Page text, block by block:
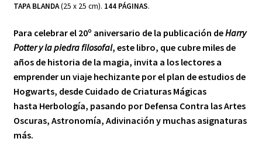
TAPA BLANDA(25 x 25 cm). 144 PÁGINAS.
Para celebrar el 20º aniversario de la publicación deHarry
Potter y la piedra filosofal, este libro, que cubre miles de
años de historia de la magia, invita a los lectores a
emprender un viaje hechizante por el plan de estudios de
Hogwarts, desde Cuidado de Criaturas Mágicas
hasta Herbología, pasando por Defensa Contra las Artes
Oscuras, Astronomía, Adivinación y muchas asignaturas
más.